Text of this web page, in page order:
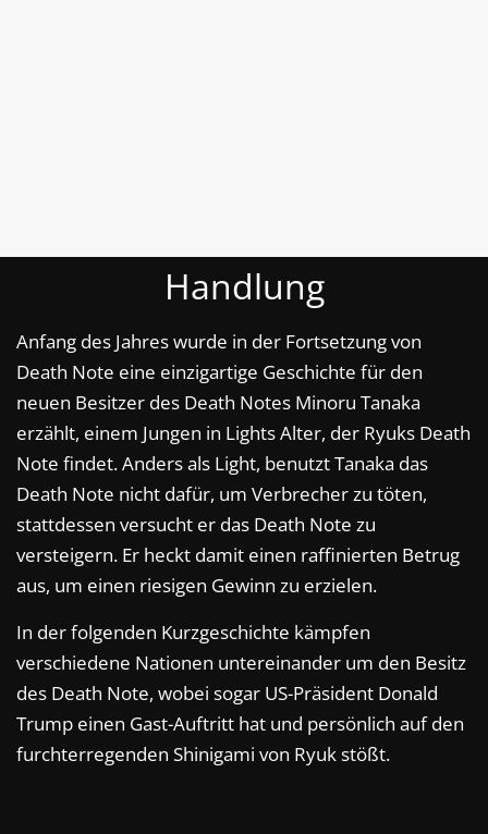
Handlung
Anfang des Jahres wurde in der Fortsetzung von
Death Note eine einzigartige Geschichte für den
neuen Besitzer des Death Notes Minoru Tanaka
erzählt, einem Jungen in Lights Alter, der Ryuks Death
Note findet. Anders als Light, benutzt Tanaka das
Death Note nicht dafür, um Verbrecher zu töten,
stattdessen versucht er das Death Note zu
versteigern. Er heckt damit einen raffinierten Betrug
aus, um einen riesigen Gewinn zu erzielen.
In der folgenden Kurzgeschichte kämpfen
verschiedene Nationen untereinander um den Besitz
des Death Note, wobei sogar US-Präsident Donald
Trump einen Gast-Auftritt hat und persönlich auf den
furchterregenden Shinigami von Ryuk stößt.